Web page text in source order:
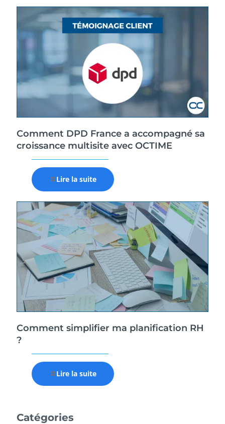
Comment DPD France a accompagné sa
croissance multisite avec OCTIME
Lire la suite
Comment simplifier ma planification RH
?
Lire la suite
Catégories